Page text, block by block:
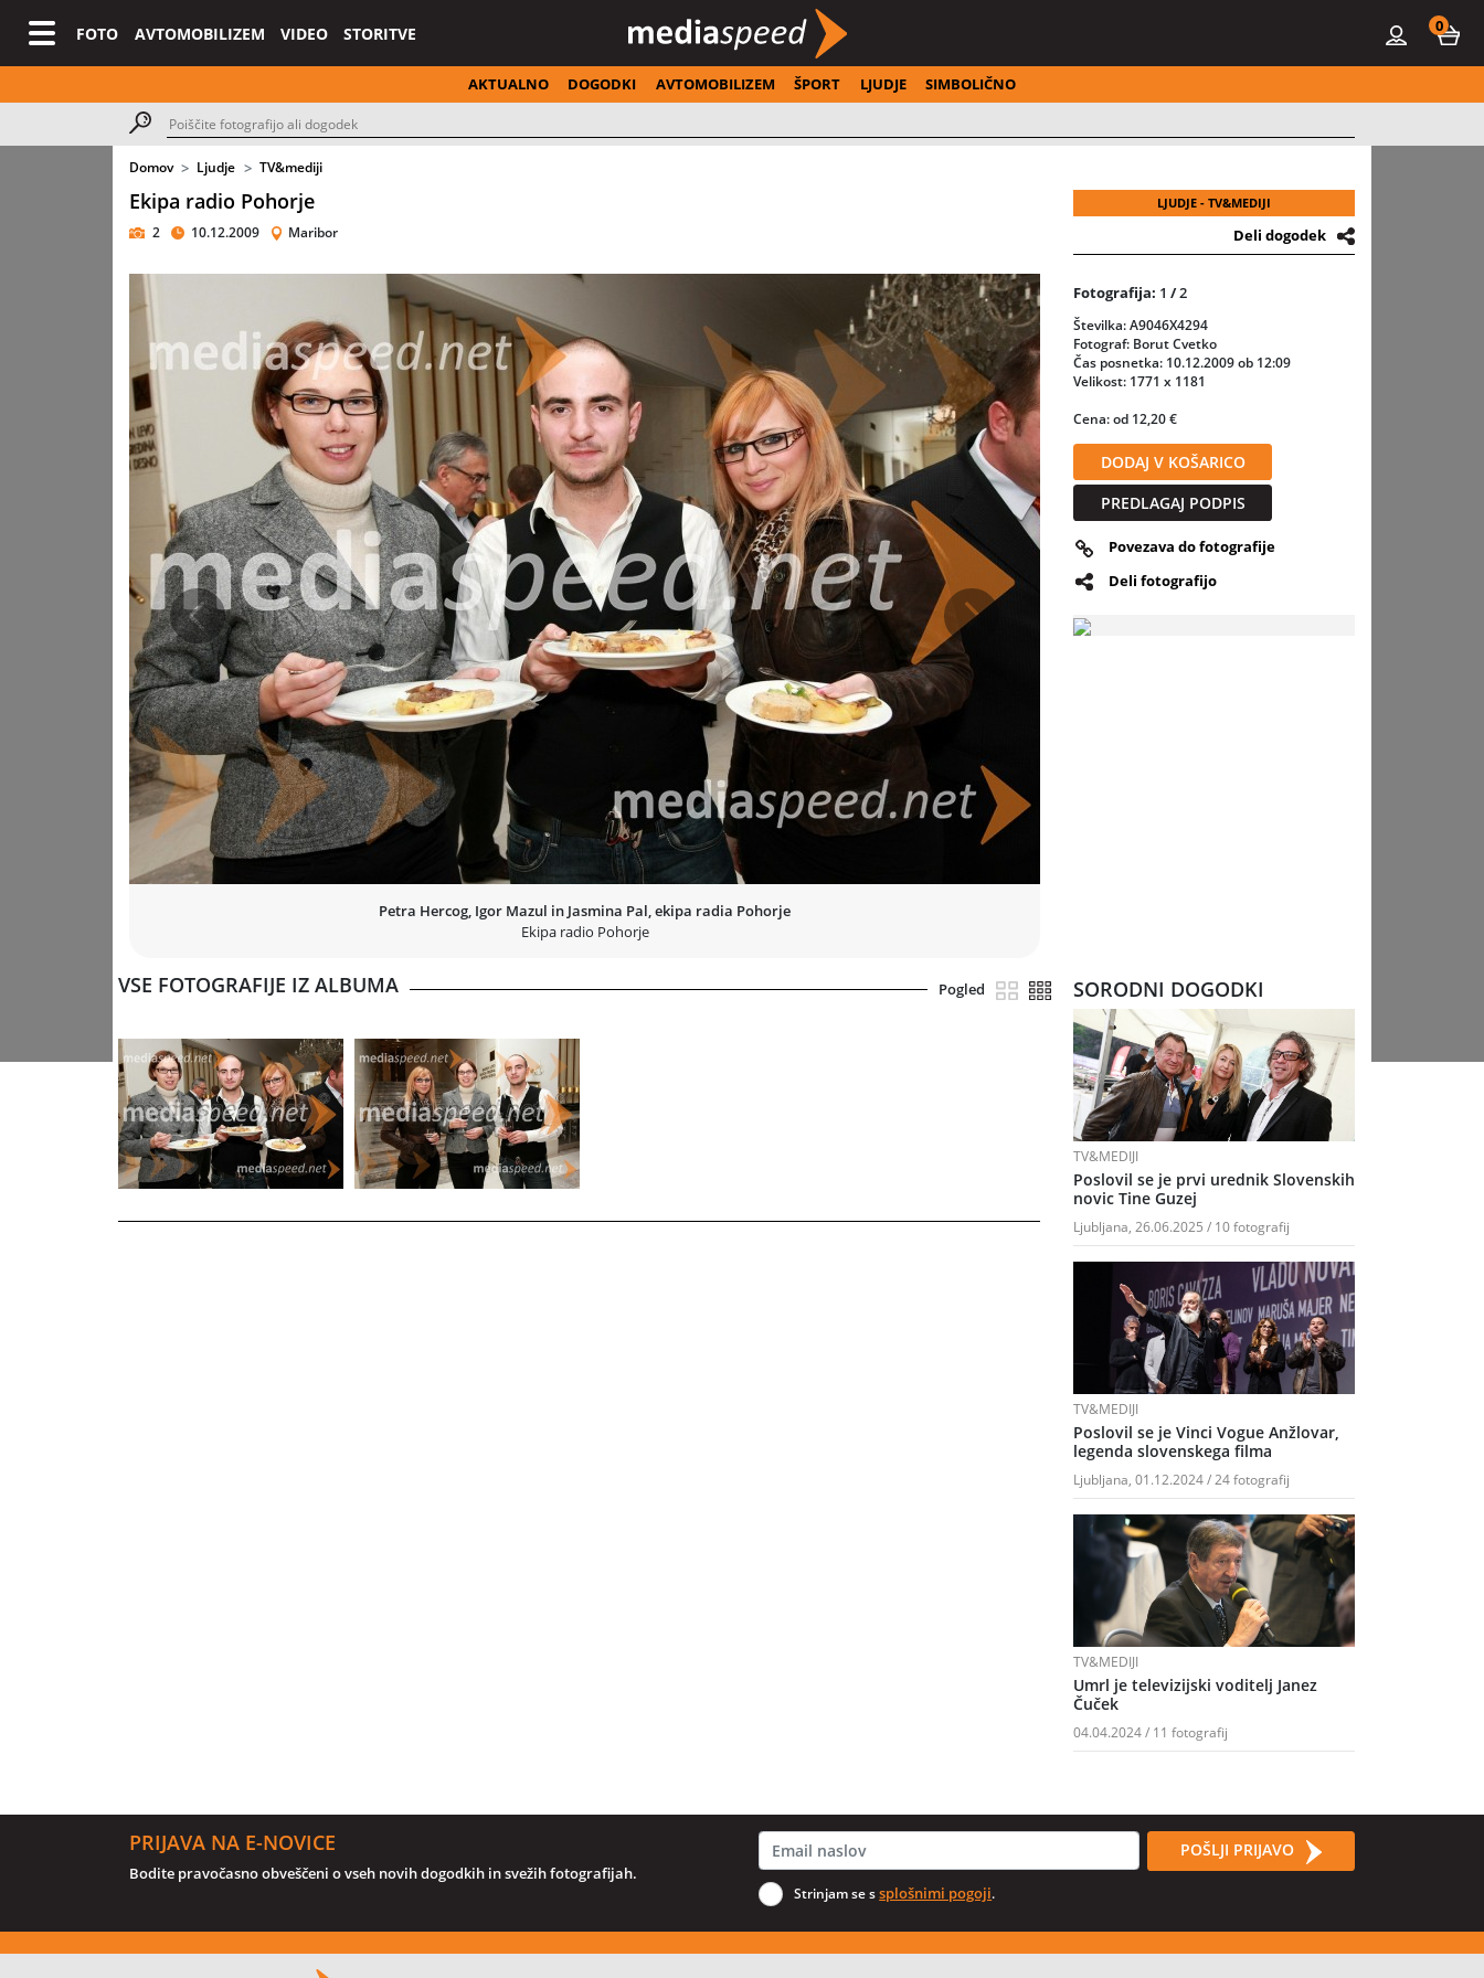
FOTO AVTOMOBILIZEM VIDEO STORITVE 0
AKTUALNO DOGODKI AVTOMOBILIZEM ŠPORT LJUDJE SIMBOLIČNO
Domov Ljudje TV&mediji
Ekipa radio Pohorje
2 10.12.2009 Maribor
LJUDJE - TV&MEDIJI
Deli dogodek
Petra Hercog, Igor Mazul in Jasmina Pal, ekipa radia Pohorje
Ekipa radio Pohorje
Prejšnja Naslednja
Fotografija: 1 /2
Številka: A9046X4294
Fotograf: Borut Cvetko
Čas posnetka: 10.12.2009 ob 12:09
Velikost: 1771 x 1181
Cena: od 12,20 €
DODAJ V KOŠARICO
PREDLAGAJ PODPIS
Povezava do fotografije
Deli fotografijo
VSE FOTOGRAFIJE IZ ALBUMA Pogled SORODNI DOGODKI
TV&MEDIJI
Poslovil se je prvi urednik Slovenskih
novic Tine Guzej
Ljubljana, 26.06.2025 / 10 fotografij
TV&MEDIJI
Poslovil se je Vinci Vogue Anžlovar,
legenda slovenskega filma
Ljubljana, 01.12.2024 / 24 fotografij
TV&MEDIJI
Umrl je televizijski voditelj Janez
Čuček
04.04.2024 / 11 fotografij
PRIJAVA NA E-NOVICE
Bodite pravočasno obveščeni o vseh novih dogodkih in svežih fotografijah.
POŠLJI PRIJAVO
Strinjam se ssplošnimi pogoji.